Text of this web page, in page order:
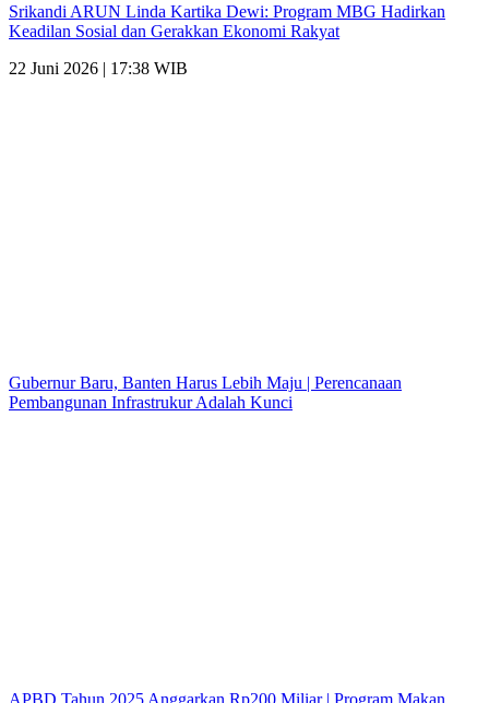
Srikandi ARUN Linda Kartika Dewi: Program MBG Hadirkan
Keadilan Sosial dan Gerakkan Ekonomi Rakyat
22 Juni 2026 | 17:38 WIB
Gubernur Baru, Banten Harus Lebih Maju | Perencanaan
Pembangunan Infrastrukur Adalah Kunci
APBD Tahun 2025 Anggarkan Rp200 Miliar | Program Makan